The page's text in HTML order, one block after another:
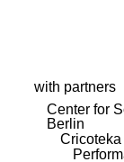
with partners
Center for
Berlin